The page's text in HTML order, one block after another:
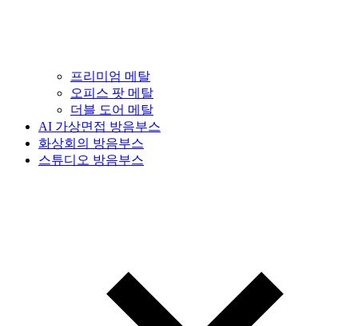
프리미엄 메탈
오피스 팟 메탈
더블 도어 메탈
AI 가상면접 방음부스
화상회의 방음부스
스튜디오 방음부스